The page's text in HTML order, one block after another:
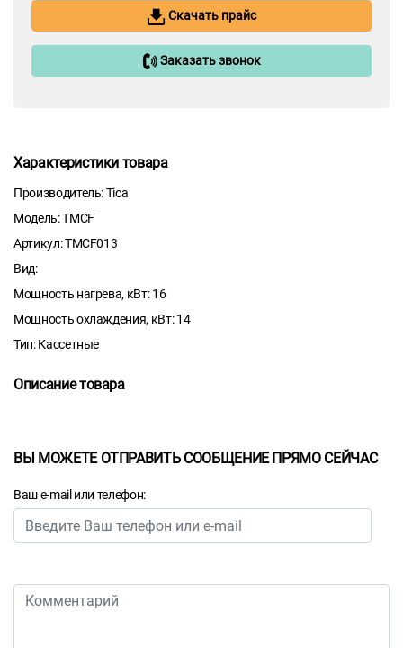
Скачать прайс
Заказать звонок
Характеристики товара
Производитель: Tica
Модель: TMCF
Артикул: TMCF013
Вид:
Мощность нагрева, кВт: 16
Мощность охлаждения, кВт: 14
Тип: Кассетные
Описание товара
ВЫ МОЖЕТЕ ОТПРАВИТЬ СООБЩЕНИЕ ПРЯМО СЕЙЧАС
Ваш e-mail или телефон: